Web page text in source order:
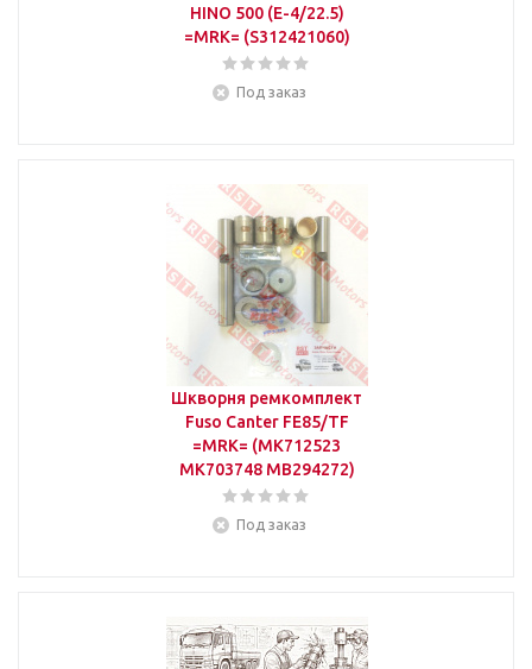
HINO 500 (E-4/22.5)
=MRK= (S312421060)
Под заказ
Шкворня ремкомплект
Fuso Canter FE85/TF
=MRK= (MK712523
MK703748 MB294272)
Под заказ